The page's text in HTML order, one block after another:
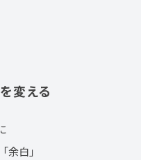
変える
白」